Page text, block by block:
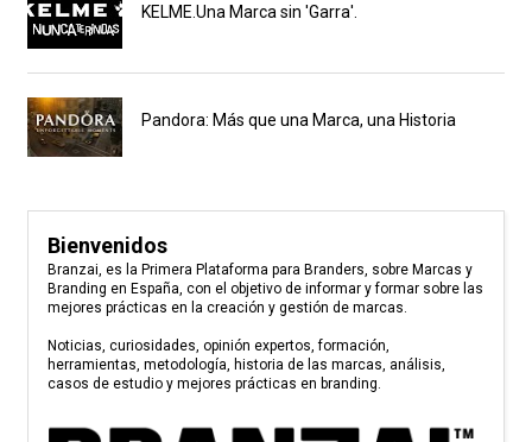
KELME.Una Marca sin 'Garra'.
Pandora: Más que una Marca, una Historia
Bienvenidos
Branzai, es la Primera Plataforma para Branders, sobre Marcas y
Branding en España, con el objetivo de informar y formar sobre las
mejores prácticas en la creación y gestión de marcas.
Noticias, curiosidades, opinión expertos, formación,
herramientas, metodología, historia de las marcas, análisis,
casos de estudio y mejores prácticas en branding.